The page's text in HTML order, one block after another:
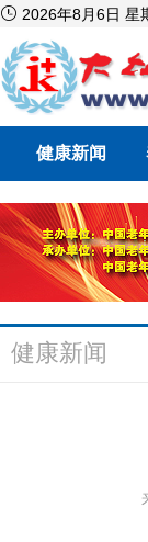
 2026年8月6日 星
健康新闻
健康新闻